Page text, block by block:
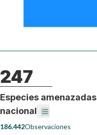
247
Especies amenazadas
nacional
186.442Observaciones